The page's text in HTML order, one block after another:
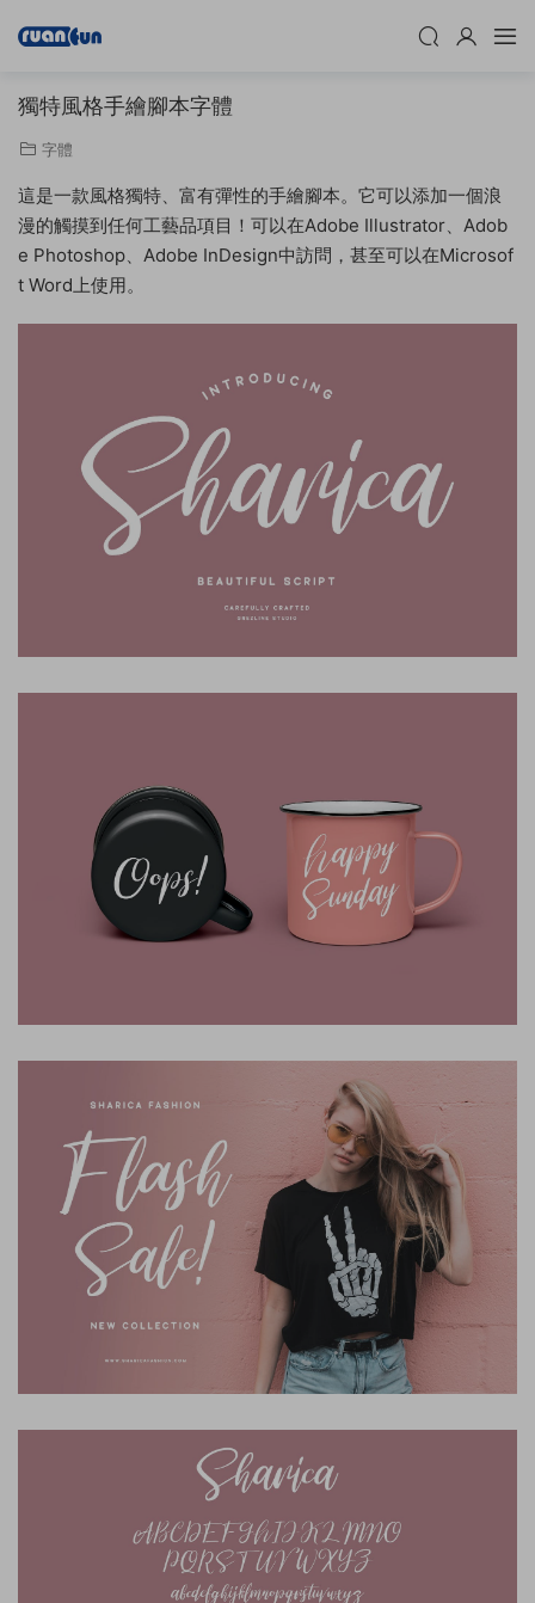
獨特風格手繪腳本字體
字體
這是一款風格獨特、富有彈性的手繪腳本。它可以添加一個浪
漫的觸摸到任何工藝品項目！可以在Adobe Illustrator、Adob
e Photoshop、Adobe InDesign中訪問，甚至可以在Microsof
t Word上使用。